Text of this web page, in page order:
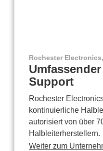
Rochester
Support
Rochester
kontinuierliche
autorisiert von über
Halbleiterherstellern.
Weiter zum